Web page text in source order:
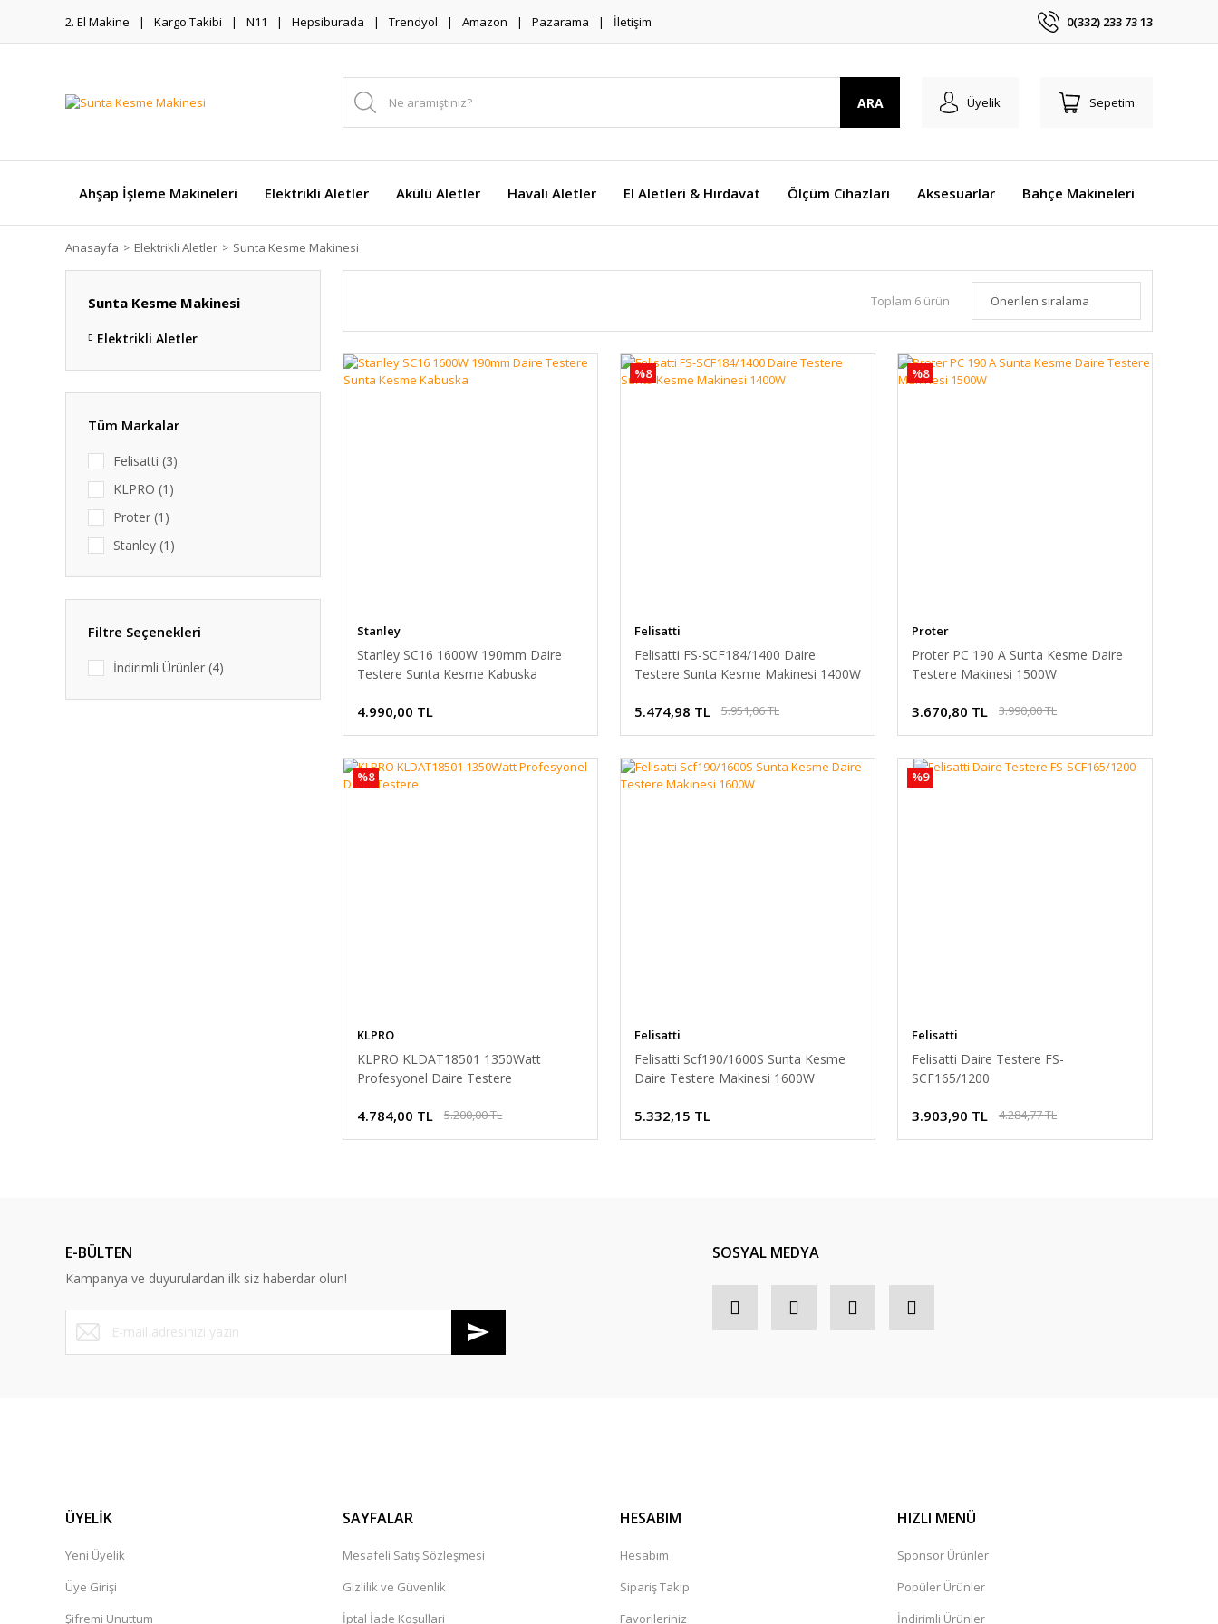
2. El Makine Kargo Takibi N11 Hepsiburada Trendyol Amazon Pazarama İletişim 0(332) 233 73 13
ARA Üyelik Sepetim
Ahşap İşleme Makineleri Elektrikli Aletler Akülü Aletler Havalı Aletler El Aletleri & Hırdavat Ölçüm Cihazları Aksesuarlar Bahçe Makineleri
Anasayfa Elektrikli Aletler Sunta Kesme Makinesi
Sunta Kesme Makinesi
Elektrikli Aletler
Tüm Markalar
Felisatti (3)
KLPRO (1)
Proter (1)
Stanley (1)
Filtre Seçenekleri
İndirimli Ürünler (4)
Toplam 6 ürün
Stanley
Stanley SC16 1600W 190mm Daire
Testere Sunta Kesme Kabuska
4.990,00 TL
%8
Felisatti
Felisatti FS-SCF184/1400 Daire
Testere Sunta Kesme Makinesi 1400W
5.474,98 TL 5.951,06 TL
%8
Proter
Proter PC 190 A Sunta Kesme Daire
Testere Makinesi 1500W
3.670,80 TL 3.990,00 TL
%8
KLPRO
KLPRO KLDAT18501 1350Watt
Profesyonel Daire Testere
4.784,00 TL 5.200,00 TL
Felisatti
Felisatti Scf190/1600S Sunta Kesme
Daire Testere Makinesi 1600W
5.332,15 TL
%9
Felisatti
Felisatti Daire Testere FS-
SCF165/1200
3.903,90 TL 4.284,77 TL
E-BÜLTEN
Kampanya ve duyurulardan ilk siz haberdar olun!
SOSYAL MEDYA
ÜYELİK
Yeni Üyelik
Üye Girişi
Şifremi Unuttum
SAYFALAR
Mesafeli Satış Sözleşmesi
Gizlilik ve Güvenlik
İptal İade Koşullari
HESABIM
Hesabım
Sipariş Takip
Favorileriniz
HIZLI MENÜ
Sponsor Ürünler
Popüler Ürünler
İndirimli Ürünler